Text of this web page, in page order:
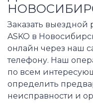
Заказать
ASKO в
онлайн через наш
телефону. Наш
по всем
определить
неисправности и